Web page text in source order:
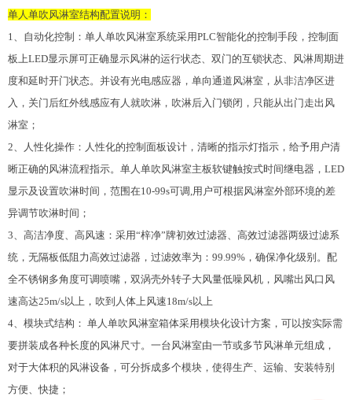
单人单吹风淋室结构配置说明：
1、自动化控制：单人单吹风淋室系统采用PLC智能化的控制手段，控制面
板上LED显示屏可正确显示风淋的运行状态、双门的互锁状态、风淋周期进
度和延时开门状态。并设有光电感应器，单向通道风淋室，从非洁净区进
入，关门后红外线感应有人就吹淋，吹淋后入门锁闭，只能从出门走出风
淋室；
2、人性化操作：人性化的控制面板设计，清晰的指示灯指示，给予用户清
晰正确的风淋流程指示。单人单吹风淋室主板软键触按式时间继电器，LED
显示及设置吹淋时间，范围在10-99s可调,用户可根据风淋室外部环境的差
异调节吹淋时间；
3、高洁净度、高风速：采用“梓净”牌初效过滤器、高效过滤器两级过滤系
统，无隔板低阻力高效过滤器，过滤效率为：99.99%，确保净化级别。配
全不锈钢多角度可调喷嘴，双涡壳外转子大风量低噪风机，风嘴出风口风
速高达25m/s以上，吹到人体上风速18m/s以上
4、模块式结构： 单人单吹风淋室箱体采用模块化设计方案，可以按实际需
要拼装成各种长度的风淋尺寸。一台风淋室由一节或多节风淋单元组成，
对于大体积的风淋设备，可分拆成多个模块，使得生产、运输、安装特别
方便、快捷；